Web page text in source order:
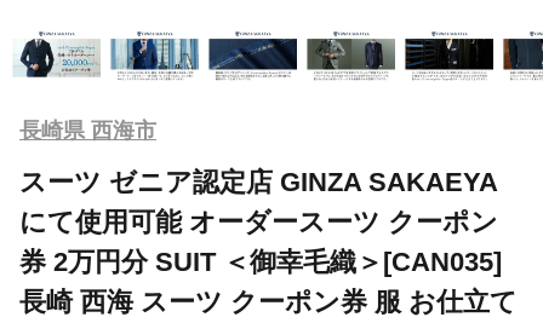
長崎県 西海市
スーツ ゼニア認定店 GINZA SAKAEYA
にて使用可能 オーダースーツ クーポン
券 2万円分 SUIT ＜御幸毛織＞[CAN035]
長崎 西海 スーツ クーポン券 服 お仕立て